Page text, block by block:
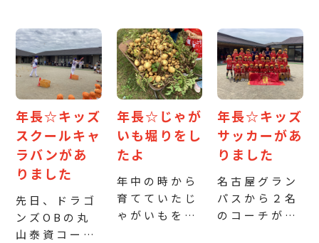
ながら、みん
なの拍手やハ
イタッチのも
と入場しまし
た♪ ドキド
キしながら
も、名前や好
きな遊び・大
きくなったら
何になりたい
かなどを答
え、見ている
子達も「私も
とお店屋さん
を回ったりし
て遊びまし
た！ 最後は
映画を観てお
菓子を食べて
楽しみました
♪ みんなで
おいでんを踊
ったよ！ う
ちわ屋さんで
り、『たなば
たさま』の歌
を歌ったりし
てお祝いしま
した。 おや
つのアイス
は、「冷たく
ておいしいね
～♡」と友達
と嬉しそうに
食べていまし
年長☆キッズ
スクールキャ
ラバンがあ
りました
先日、ドラゴ
ンズOBの丸
山泰資コーチ
年長☆じゃが
いも堀りをし
たよ
年中の時から
育てていたじ
ゃがいもを収
年長☆キッズ
サッカーがあ
りました
名古屋グラン
パスから２名
のコーチが来